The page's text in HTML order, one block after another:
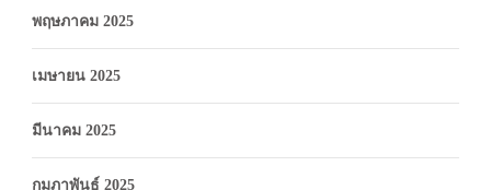
พฤษภาคม 2025
เมษายน 2025
มีนาคม 2025
กุมภาพันธ์ 2025